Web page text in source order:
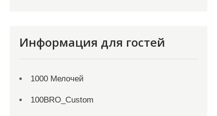
Информация для гостей
1000 Мелочей
100BRO_Custom